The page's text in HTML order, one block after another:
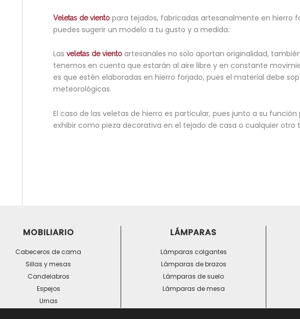
Veletas de viento para tejados, fabricadas artesanalmente en hierro
puedes sugerir un modelo a tu gusto y a medida.
Las veletas de viento artesanales no solo aportan originalidad,
tenemos en cuenta que estarán al aire libre y en constante
es que estén elaboradas en hierro forjado, pues el material debe
meteorológicas.
El caso de las veletas de hierro es particular, pues junto a su
exhibir como pieza decorativa en el tejado de casa o cualquier otro
MOBILIARIO
Cabeceros de cama
Sillas y mesas
Candelabros
Espejos
Urnas
LÁMPARAS
Lámparas colgantes
Lámparas de brazos
Lámparas de suelo
Lámparas de mesa